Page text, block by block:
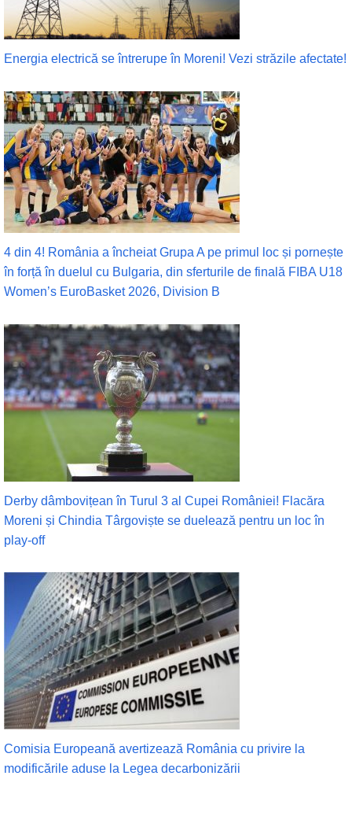
Energia electrică se întrerupe în Moreni! Vezi străzile afectate!
4 din 4! România a încheiat Grupa A pe primul loc și pornește
în forță în duelul cu Bulgaria, din sferturile de finală FIBA U18
Women’s EuroBasket 2026, Division B
Derby dâmbovițean în Turul 3 al Cupei României! Flacăra
Moreni și Chindia Târgoviște se duelează pentru un loc în
play-off
Comisia Europeană avertizează România cu privire la
modificările aduse la Legea decarbonizării